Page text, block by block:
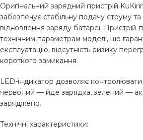
Оригінальний зарядний пристрій
забезпечує стабільну подачу струму
відновлення заряду батареї. Пристрій
технічним параметрам моделі, що
експлуатацію, відсутність ризику
короткого замикання.
LED-індикатор дозволяє
червоний — йде зарядка, зелений —
заряджено.
Технічні характеристики: